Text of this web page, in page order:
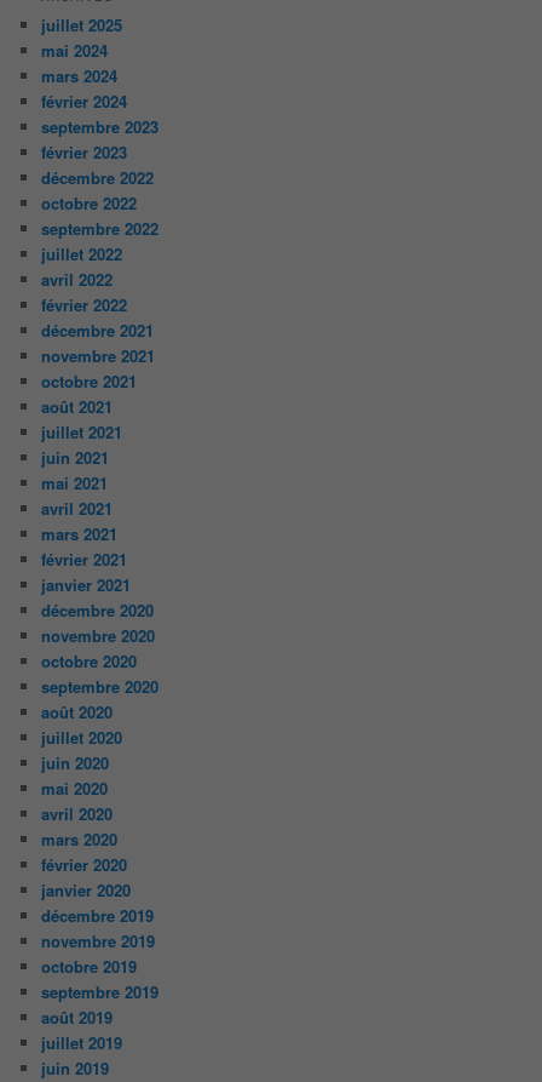
juillet 2025
mai 2024
mars 2024
février 2024
septembre 2023
février 2023
décembre 2022
octobre 2022
septembre 2022
juillet 2022
avril 2022
février 2022
décembre 2021
novembre 2021
octobre 2021
août 2021
juillet 2021
juin 2021
mai 2021
avril 2021
mars 2021
février 2021
janvier 2021
décembre 2020
novembre 2020
octobre 2020
septembre 2020
août 2020
juillet 2020
juin 2020
mai 2020
avril 2020
mars 2020
février 2020
janvier 2020
décembre 2019
novembre 2019
octobre 2019
septembre 2019
août 2019
juillet 2019
juin 2019